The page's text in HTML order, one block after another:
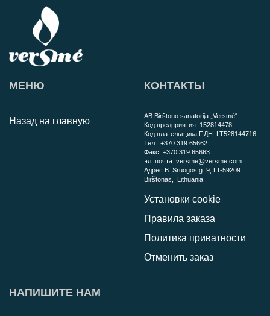
МЕНЮ
Назад на главную
КОНТАКТЫ
AB Birštono sanatorija „Versmė“
Код предприятия: 152814478
Код плательщика ПДН: LT528144716
Тел.: +370 319 65662
Факс: +370 319 65663
эл. почта: versme@versme.com
Aдрес:B. Sruogos g. 9, LT-59209
Birštonas , Lithuania
Установки cookie
Правила заказа
Политика приватности
Отменить заказ
НАПИШИТЕ НАМ